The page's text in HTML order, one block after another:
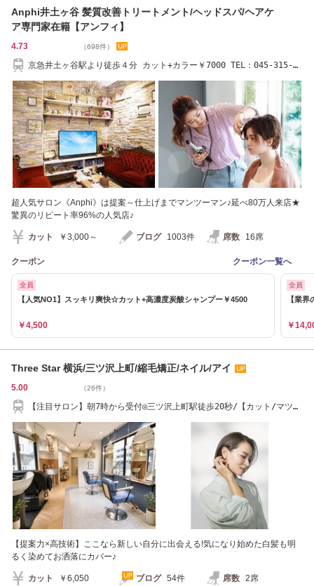
Anphi井土ヶ谷 髪質改善トリートメント/ヘッドスパ/ヘアケ
ア専門家在籍【アンフィ】
4.73 （698件）
京急井土ヶ谷駅より徒歩４分 カット+カラー￥7000 TEL：045-315-
超人気サロン《Anphi》は提案～仕上げまでマンツーマン♪延べ80万人来店★
驚異のリピート率96%の人気店♪
カット ￥3,000～ ブログ 1003件 席数 16席
クーポン クーポン一覧へ
全員
【人気NO1】スッキリ爽快☆カット+高濃度炭酸シャンプー￥4500
￥4,500
全員
【業
￥
Three Star 横浜/三ツ沢上町/縮毛矯正/ネイル/アイ
5.00 （26件）
【注目サロン】朝7時から受付◎三ツ沢上町駅徒歩20秒/【カット/マツ
【提案力×高技術】ここなら新しい自分に出会える!気になり始めた白髪も明
るく染めてお洒落にカバー♪
カット ￥6,050 ブログ 54件 席数 2席